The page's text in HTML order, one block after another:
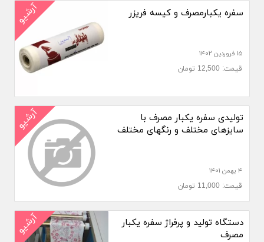
آرشیو سفره یکبارمصرف و کیسه فریزر
۱۵ فروردین ۱۴۰۲
قیمت: 12,500 تومان
آرشیو
تولیدی سفره یکبار مصرف با
سایزهای مختلف و رنگهای مختلف
۴ بهمن ۱۴۰۱
قیمت: 11,000 تومان
آرشیو
دستگاه تولید و پرفراژ سفره یکبار
مصرف